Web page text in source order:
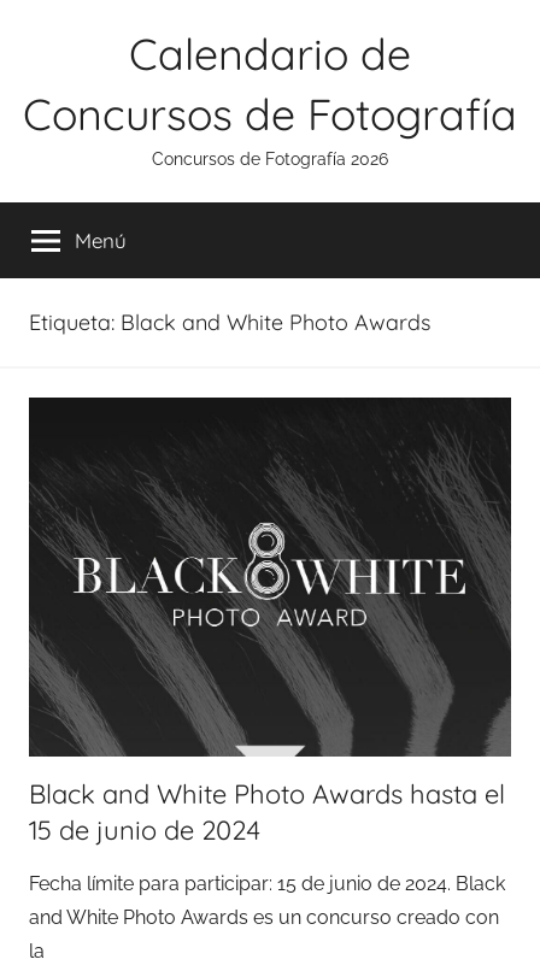
Calendario de
Concursos de Fotografía
Concursos de Fotografía 2026
Menú
Etiqueta: Black and White Photo Awards
Black and White Photo Awards hasta el
15 de junio de 2024
Fecha límite para participar: 15 de junio de 2024. Black
and White Photo Awards es un concurso creado con
la